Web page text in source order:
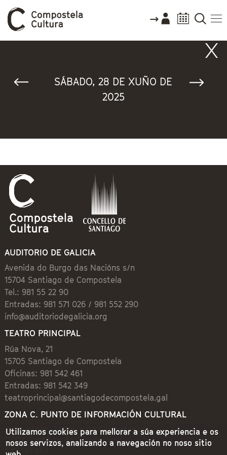
SÁBADO, 28 DE XUÑO DE
2025
AUDITORIO DE GALICIA
Avenida do Burgo das Nacións s/n
15704 Santiago de Compostela
Tel.: 981 55 22 90
Entradas: 981 571 026 / 981 552 290
info@auditoriodegalicia.org
TEATRO PRINCIPAL
Rúa Nova, 21
15705 Santiago de Compostela
Oficinas: 981 542 461
Entradas: 981 542 349
teatroprincipal@santiagodecompostela.gal
ZONA C. PUNTO DE INFORMACIÓN CULTURAL
Preguntoiro, 1 (Praza de Cervantes)
15704 Santiago de Compostela
981 542 462
Utilizamos cookies para mellorar a súa experiencia e os
nosos servizos, analizando a navegación no noso sitio